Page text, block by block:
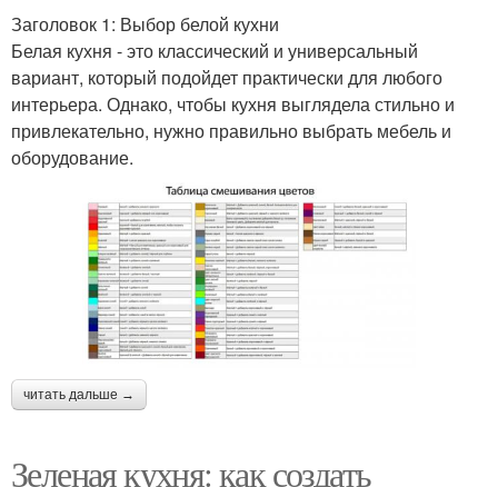
Заголовок 1: Выбор белой кухни
Белая кухня - это классический и универсальный
вариант, который подойдет практически для любого
интерьера. Однако, чтобы кухня выглядела стильно и
привлекательно, нужно правильно выбрать мебель и
оборудование.
читать дальше →
Зеленая кухня: как создать